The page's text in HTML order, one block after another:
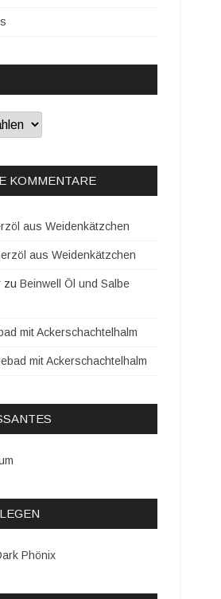
KOMMENTARE
aus Weidenkätzchen
aus Weidenkätzchen
zuBeinwell Öl und Salbe
mit Ackerschachtelhalm
mit Ackerschachtelhalm
Phönix